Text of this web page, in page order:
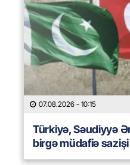
07.08.2026 - 10:15
Türkiyə, Səudiyyə
birgə müdafiə